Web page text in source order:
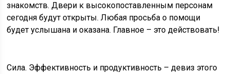
знакомств. Двери к высокопоставленным персонам
сегодня будут открыты. Любая просьба о помощи
будет услышана и оказана. Главное – это действовать!
Сила. Эффективность и продуктивность – девиз этого